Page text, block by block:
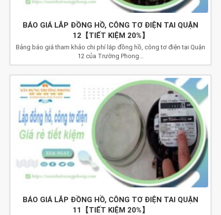
BÁO GIÁ LẮP ĐỒNG HỒ, CÔNG TƠ ĐIỆN TAI QUẬN
12【TIẾT KIỆM 20%】
Bảng báo giá tham khảo chi phí lắp đồng hồ, công tơ điện tại Quận
12 của Trường Phong...
BÁO GIÁ LẮP ĐỒNG HỒ, CÔNG TƠ ĐIỆN TAI QUẬN
11【TIẾT KIỆM 20%】